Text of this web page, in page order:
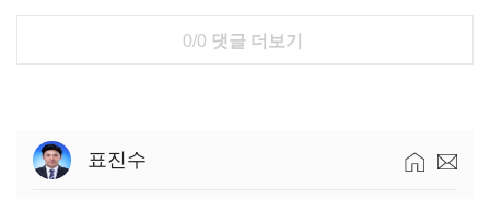
0/0 댓글 더보기
표진수